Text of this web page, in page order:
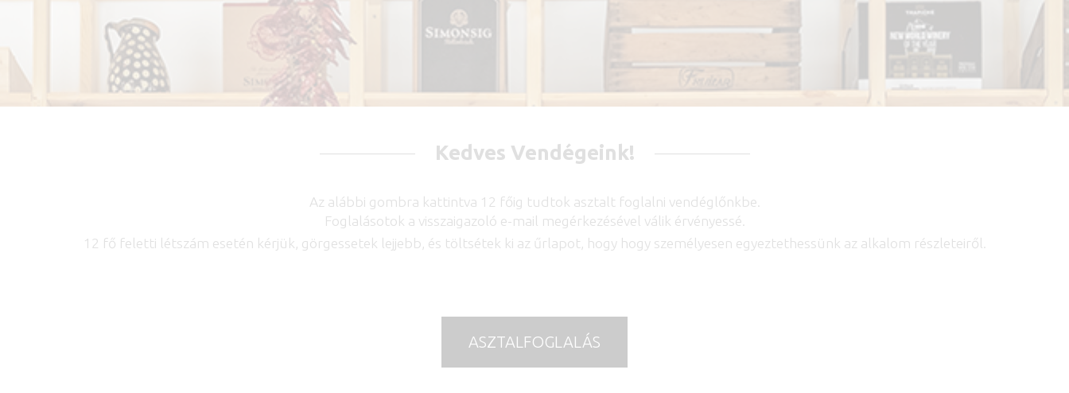
Kedves Vendégeink!
Az alábbi gombra kattintva 12 főig tudtok asztalt foglalni vendéglőnkbe.
Foglalásotok a visszaigazoló e-mail megérkezésével válik érvényessé.
12 fő feletti létszám esetén kérjük, görgessetek lejjebb, és töltsétek ki az űrlapot, hogy hogy személyesen egyeztethessünk az alkalom részleteiről.
ASZTALFOGLALÁS